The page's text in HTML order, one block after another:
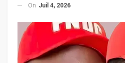
On Juil 4, 2026